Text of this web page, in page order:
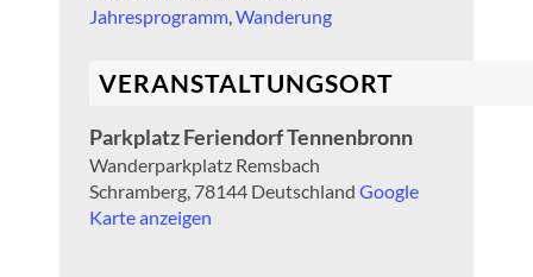
Jahresprogramm Wanderung
VERANSTALTUNGSORT
Parkplatz Feriendorf Tennenbronn
Wanderparkplatz Remsbach
Schramberg 78144 Deutschland Google
Karte anzeigen